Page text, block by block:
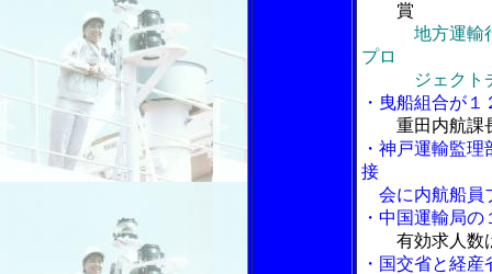
賞
地方運輸
プロ
ジェクトチ
・曳船組合が
重田内航課
・神戸運輸監
接
会に内航船員
・中国運輸局
有効求人数
・国交省と経